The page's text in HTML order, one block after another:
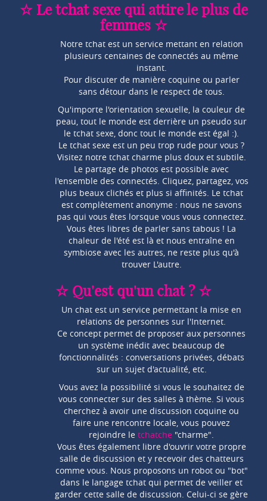
☆ Le tchat sexe qui attire le plus de
femmes ☆
Notre tchat est un service mettant en relation
plusieurs centaines de connectés au même
instant.
Pour discuter de manière coquine ou parler
sans détour dans le respect de tous.
Qu'importe l'orientation sexuelle, la couleur de
peau, tout le monde est derrière un pseudo sur
le tchat sexe, donc tout le monde est égal :).
Le tchat sexe est un peu trop rude pour vous ?
Visitez notre tchat charme plus doux et subtile.
Le partage de photos est possible avec
l'ensemble des connectés. Cliquez, partagez, vos
plus beaux clichés et plus si affinités. Le tchat
est complètement anonyme : nous ne savons
pas qui vous êtes lorsque vous vous connectez.
Vous êtes libres de parler sans tabous ! La
chaleur de l'été est là et nous entraîne en
symbiose avec les autres, ne reste plus qu'à
trouver L'autre.
☆ Qu'est qu'un chat ? ☆
Un chat est un service permettant la mise en
relations de personnes sur l'Internet.
Ce concept permet de proposer aux personnes
un système inédit avec beaucoup de
fonctionnalités : conversations privées, débats
sur un sujet d'actualité, etc.
Vous avez la possibilité si vous le souhaitez de
vous connecter sur des salles à thème. Si vous
cherchez à avoir une discussion coquine ou
faire une rencontre locale, vous pouvez
rejoindre le tchatche "charme".
Vous êtes également libre d'ouvrir votre propre
salle de discussion et y recevoir des chatteurs
comme vous. Nous proposons un robot ou "bot"
dans le langage tchat qui permet de veiller et
garder cette salle de discussion. Celui-ci se gère